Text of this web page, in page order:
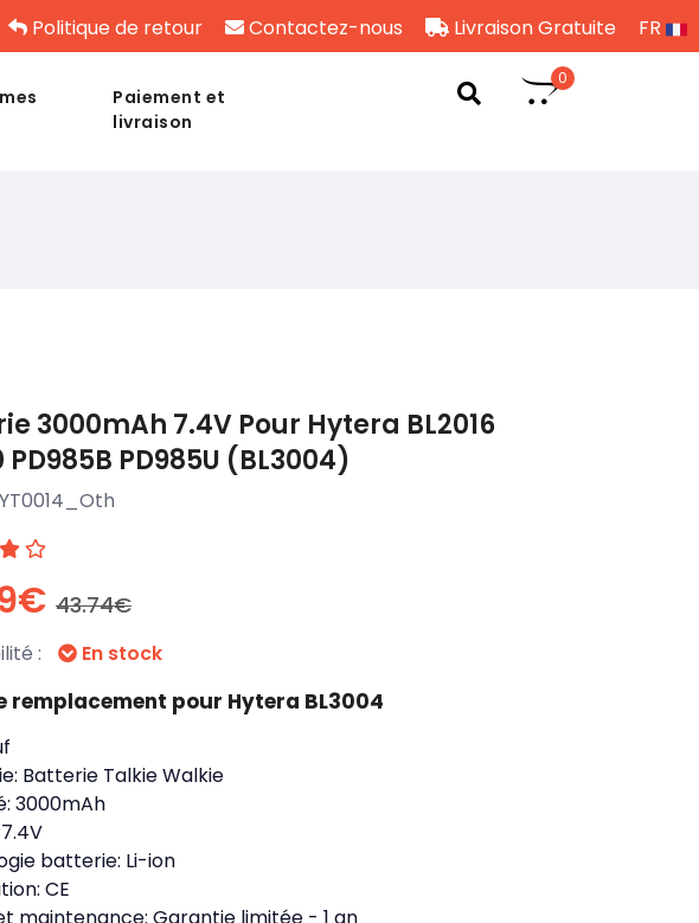
Politique de retour Contactez-nous Livraison Gratuite FR
Paiement et
livraison
0
3000mAh 7.4V Pour Hytera BL2016
PD985B PD985U (BL3004)
43.74€
: En stock
remplacement pour Hytera BL3004
Batterie Talkie Walkie
3000mAh
7.4V
batterie: Li-ion
CE